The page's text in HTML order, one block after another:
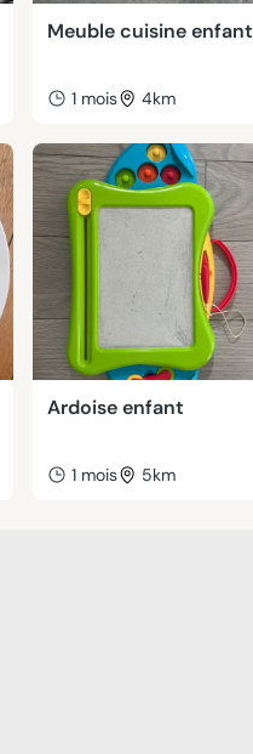
Meuble cuisine enfant
1 mois 4km
Ardoise enfant
1 mois 5km